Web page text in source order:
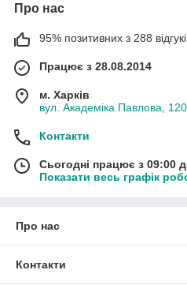
Про нас
95% позитивних з 288
Працює з 28.08.2014
м. Харків
вул. Академіка Павлова,
Контакти
Сьогодні працює з 09:00
Показати весь графік
Про нас
Контакти